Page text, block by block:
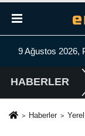
9 Ağustos 2026,
HABERLER
Haberler